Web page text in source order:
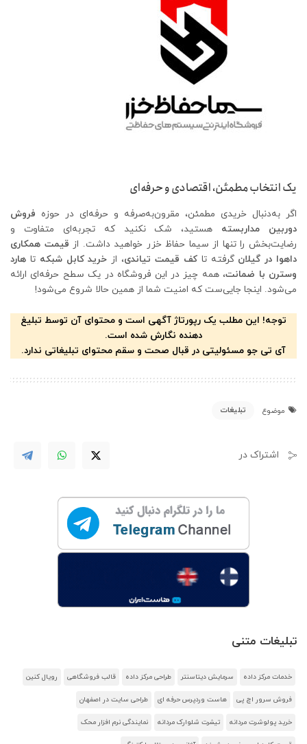
یک انتخاب مطمئن، اقتصادی و حرفه‌ای
اگر به‌دنبال خریدی مطمئن، مقرون‌به‌صرفه و حرفه‌ای در حوزه فروش
دوربین مداربسته هستید، شک نکنید که تجربه‌ای متفاوت و
رضایت‌بخش را تنها از سیما حفاظ خزر خواهید داشت. از قیمت همکاری
داهوا در گیلان گرفته تاکف قیمت تیاندی، از خرید کابل شبکه تا هارد
وسترن با ضمانت، همه چیز در این فروشگاه در یک سطح حرفه‌ای ارائه
می‌شود. اینجا جایی‌ست که امنیت شما از همین حالا شروع می‌شود!
توجه! این مطلب یک رپورتاژ آگهی است و محتوای آن توسط تبلیغ
دهنده نگارش شده است.
آی تی جو مسئولیتی در قبال صحت و سقم محتوای تبلیغاتی ندارد.
موضوع تبلیغات
اشتراک در
تبلیغات متنی
خدمات مرکز داده سرمایش دیتاسنتر طراحی مرکز داده قالب فروشگاهی رویال کنین
فروش سرور اچ پی هاست وردپرس حرفه ای طراحی سایت در اصفهان
خرید پولوشرت مردانه تیشرت شلوارک مردانه نمایندگی نرم افزار محک